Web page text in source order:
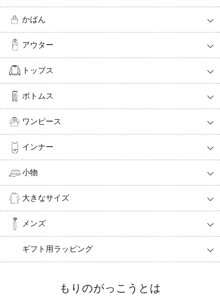
かばん
アウター
トップス
ボトムス
ワンピース
インナー
小物
大きなサイズ
メンズ
ギフト用ラッピング
もりのがっこうとは